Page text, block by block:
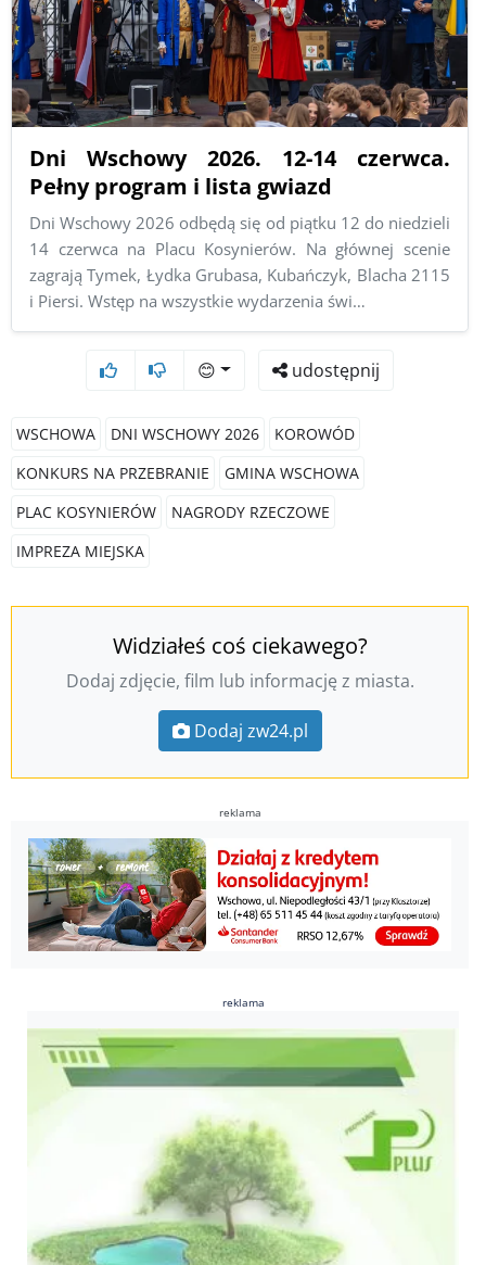
Dni Wschowy 2026. 12-14 czerwca.
Pełny program i lista gwiazd
Dni Wschowy 2026 odbędą się od piątku 12 do niedzieli
14 czerwca na Placu Kosynierów. Na głównej scenie
zagrają Tymek, Łydka Grubasa, Kubańczyk, Blacha 2115
i Piersi. Wstęp na wszystkie wydarzenia świ…
😊 udostępnij
WSCHOWA DNI WSCHOWY 2026
KOROWÓD
KONKURS NA PRZEBRANIE
GMINA WSCHOWA
PLAC KOSYNIERÓW
NAGRODY RZECZOWE
IMPREZA MIEJSKA
Widziałeś coś ciekawego?
Dodaj zdjęcie, film lub informację z miasta.
Dodaj zw24.pl
reklama
reklama